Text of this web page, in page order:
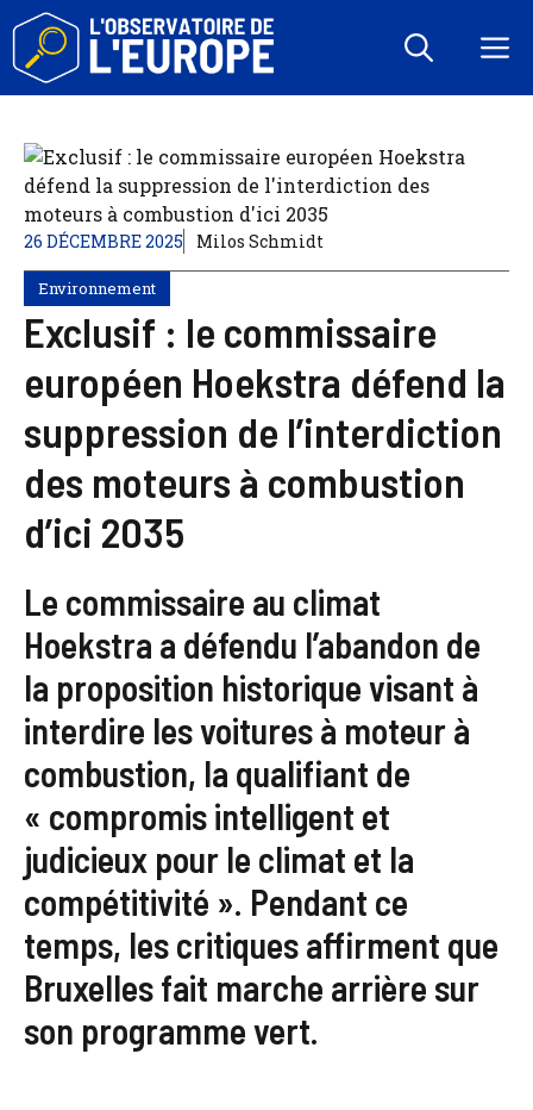
Aller
contenu
26 DÉCEMBRE 2025 Milos Schmidt
Environnement
Exclusif : le commissaire
européen Hoekstra défend la
suppression de l’interdiction
des moteurs à combustion
d’ici 2035
Le commissaire au climat
Hoekstra a défendu l’abandon de
la proposition historique visant à
interdire les voitures à moteur à
combustion, la qualifiant de
« compromis intelligent et
judicieux pour le climat et la
compétitivité ». Pendant ce
temps, les critiques affirment que
Bruxelles fait marche arrière sur
son programme vert.